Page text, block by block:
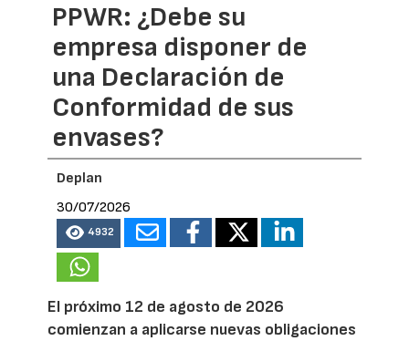
PPWR: ¿Debe su
empresa disponer de
una Declaración de
Conformidad de sus
envases?
Deplan
30/07/2026
4932
El próximo 12 de agosto de 2026
comienzan a aplicarse nuevas obligaciones